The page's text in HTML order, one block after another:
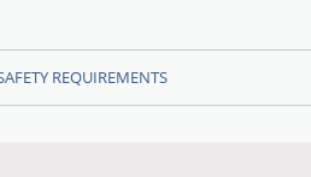
REQUIREMENTS